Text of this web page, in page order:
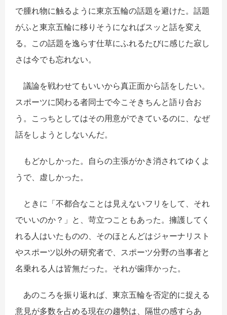
で腫れ物に触るように東京五輪の話題を避けた。話題
がふと東京五輪に移りそうになればスッと話を変え
る。この話題を逸らす仕草にふれるたびに感じた寂し
さは今でも忘れない。
議論を戦わせてもいいから真正面から話をしたい。
スポーツに関わる者同士で今こそきちんと語り合お
う。こっちとしてはその用意ができているのに、なぜ
話をしようとしないんだ。
もどかしかった。自らの主張がかき消されてゆくよ
うで、虚しかった。
ときに「不都合なことは見えないフリをして、それ
でいいのか？」と、苛立つこともあった。擁護してく
れる人はいたものの、そのほとんどはジャーナリスト
やスポーツ以外の研究者で、スポーツ分野の当事者と
名乗れる人は皆無だった。それが歯痒かった。
あのころを振り返れば、東京五輪を否定的に捉える
意見が多数を占める現在の趨勢は、隔世の感すらあ